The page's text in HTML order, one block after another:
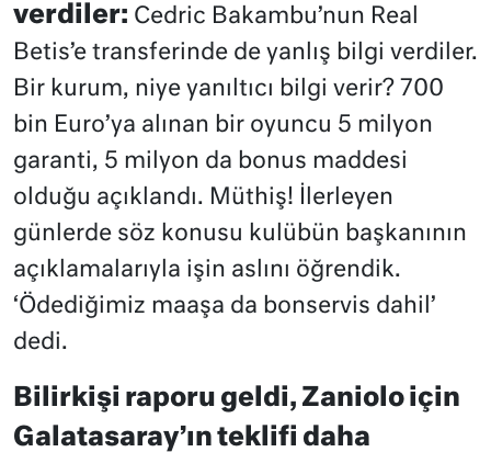
verdiler: Cedric Bakambu’nun Real
Betis’e transferinde de yanlış bilgi verdiler.
Bir kurum, niye yanıltıcı bilgi verir? 700
bin Euro’ya alınan bir oyuncu 5 milyon
garanti, 5 milyon da bonus maddesi
olduğu açıklandı. Müthiş! İlerleyen
günlerde söz konusu kulübün başkanının
açıklamalarıyla işin aslını öğrendik.
‘Ödediğimiz maaşa da bonservis dahil’
dedi.
Bilirkişi raporu geldi, Zaniolo için
Galatasaray’ın teklifi daha